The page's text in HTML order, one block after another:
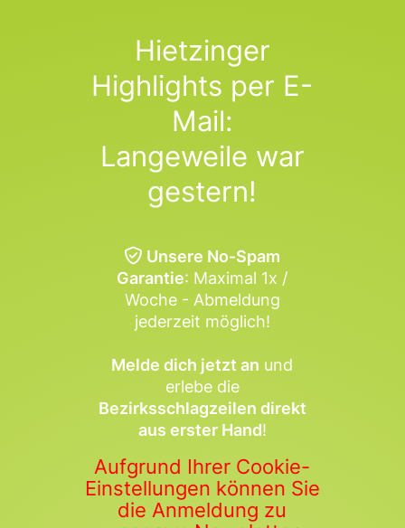
Hietzinger
Highlights per E-
Mail:
Langeweile war
gestern!
Unsere No-Spam
Garantie: Maximal 1x /
Woche - Abmeldung
jederzeit möglich!
Melde dich jetzt an und
erlebe die
Bezirksschlagzeilen direkt
aus erster Hand!
Aufgrund Ihrer Cookie-
Einstellungen können Sie
die Anmeldung zu